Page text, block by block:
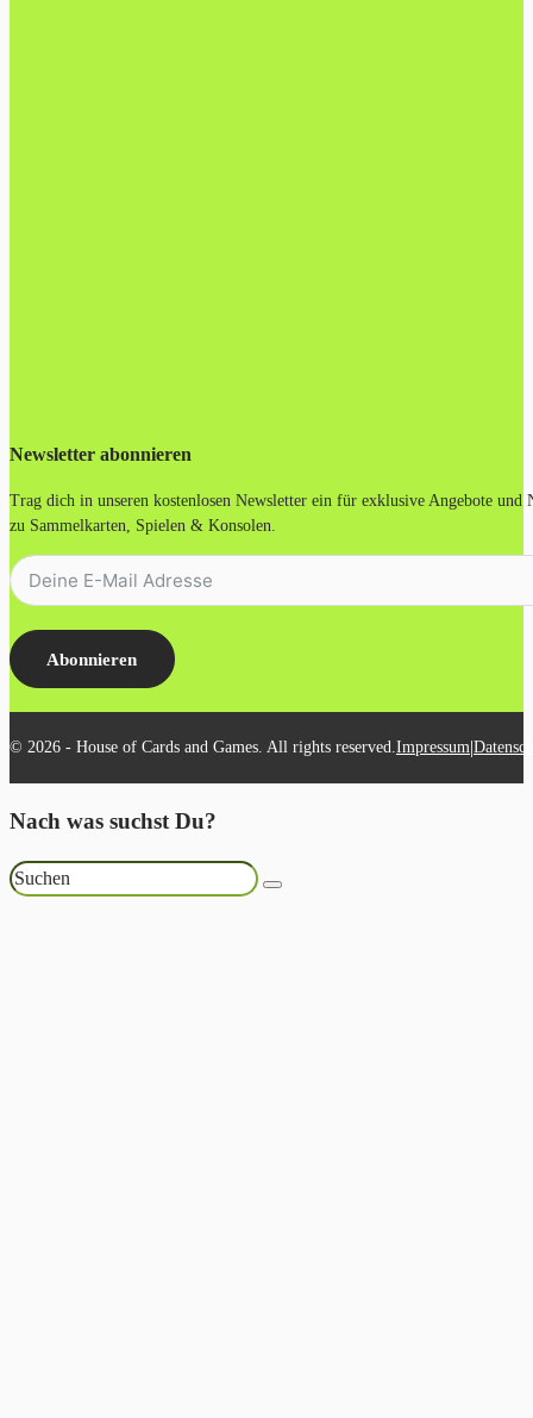
Newsletter abonnieren
Trag dich in unseren kostenlosen Newsletter ein für exklusive Angebote und
zu Sammelkarten, Spielen & Konsolen.
Abonnieren
© 2026 - House of Cards and Games. All rights reserved.Impressum|
Nach was suchst Du?
Suchen